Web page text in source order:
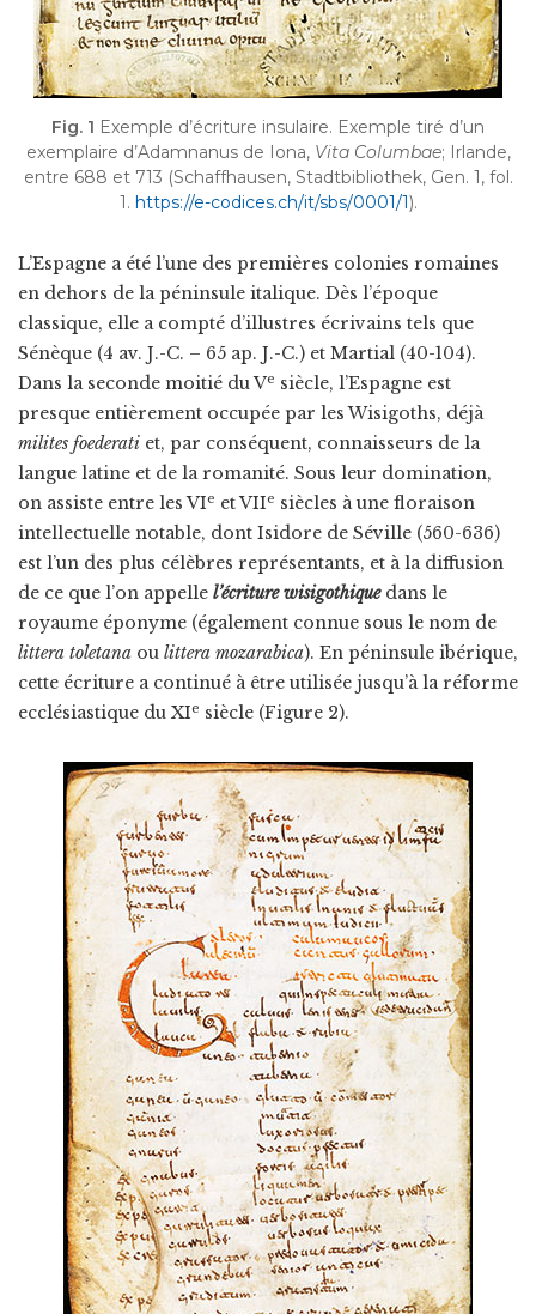
Fig. 1 Exemple d’écriture insulaire. Exemple tiré d’un
exemplaire d’Adamnanus de Iona, Vita Columbae; Irlande,
entre 688 et 713 (Schaffhausen, Stadtbibliothek, Gen. 1, fol.
1. https://e-codices.ch/it/sbs/0001/1).
L’Espagne a été l’une des premières colonies romaines
en dehors de la péninsule italique. Dès l’époque
classique, elle a compté d’illustres écrivains tels que
Sénèque (4 av. J.-C. – 65 ap. J.-C.) et Martial (40-104).
Dans la seconde moitié du Ve siècle, l’Espagne est
presque entièrement occupée par les Wisigoths, déjà
milites foederati et, par conséquent, connaisseurs de la
langue latine et de la romanité. Sous leur domination,
on assiste entre les VIe et VIIe siècles à une floraison
intellectuelle notable, dont Isidore de Séville (560-636)
est l’un des plus célèbres représentants, et à la diffusion
de ce que l’on appelle l’écriture wisigothiquedans le
royaume éponyme (également connue sous le nom de
littera toletana ou littera mozarabica). En péninsule ibérique,
cette écriture a continué à être utilisée jusqu’à la réforme
ecclésiastique du XIe siècle (Figure 2).